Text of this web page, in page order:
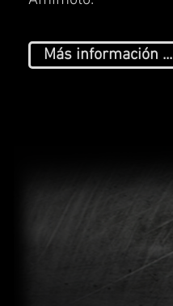
Más información ...